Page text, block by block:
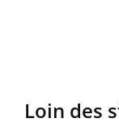
Loin des